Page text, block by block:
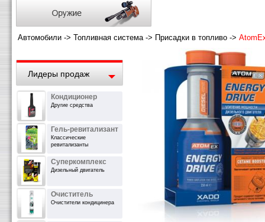
Автомобили -> Топливная система-> Присадки в топливо ->
Лидеры продаж
Кондиционер
Другие средства
Гель-ревитализант
Классические
ревитализанты
Суперкомплекс
Дизельный двигатель
Очиститель
Очистители кондицинера